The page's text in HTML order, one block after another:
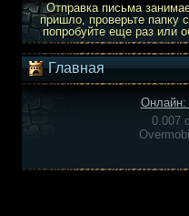
Отправка письма
пришло, проверьте папку
попробуйте еще раз или
Главная
Онлайн:
0.007